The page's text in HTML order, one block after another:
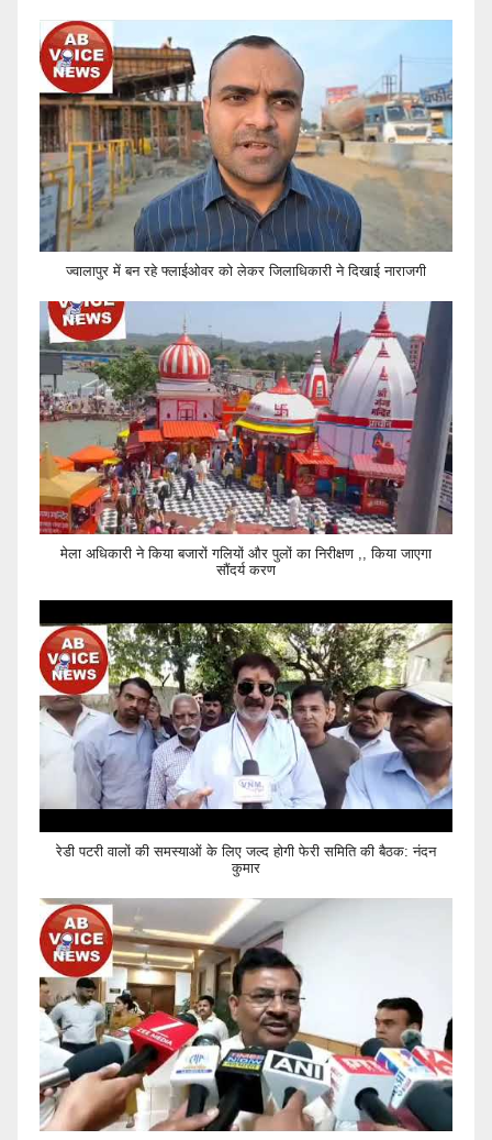
ज्वालापुर में बन रहे फ्लाईओवर को लेकर जिलाधिकारी ने दिखाई नाराजगी
मेला अधिकारी ने किया बजारों गलियों और पुलों का निरीक्षण ,, किया जाएगा
सौंदर्य करण
रेडी पटरी वालों की समस्याओं के लिए जल्द होगी फेरी समिति की बैठक: नंदन
कुमार